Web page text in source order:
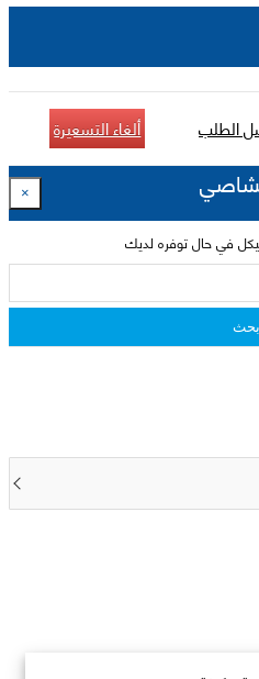
الطلب ألغاء التسعيرة
×
في حال توفره لديك
بحث